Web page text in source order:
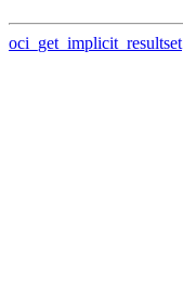
oci_get_implicit_resultset